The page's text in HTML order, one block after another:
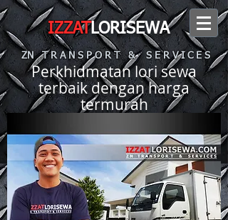
IZZATLORISEWA
ZN T R A N S P O R T & S E R V I C E S
Perkhidmatan lori sewa
terbaik dengan harga
termurah